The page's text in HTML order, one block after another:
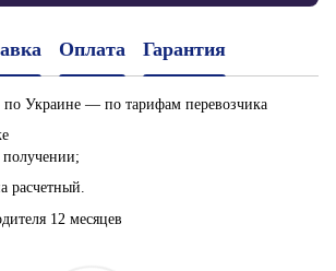
Оплата Гарантия
Украине — по тарифам перевозчика
расчетный.
12 месяцев